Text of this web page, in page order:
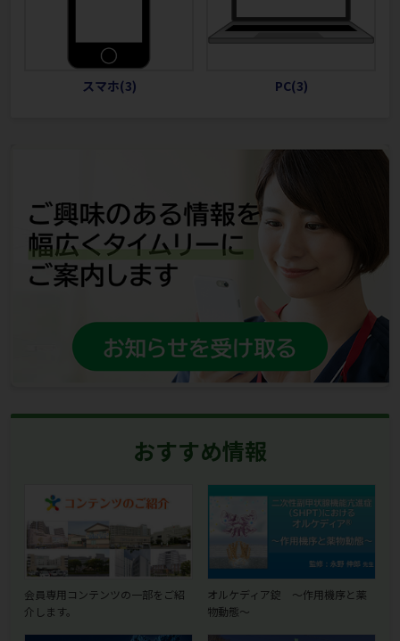
スマホ(3) PC(3)
おすすめ情報
会員専用コンテンツの一部をご紹
介します。
オルケディア錠 ～作用機序と薬
物動態～